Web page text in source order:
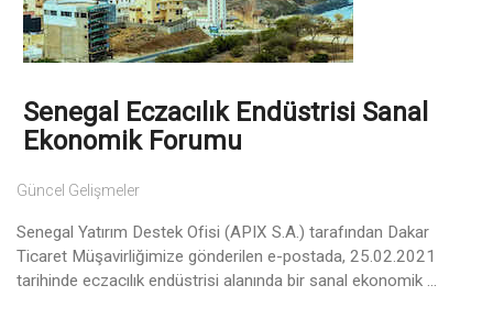
Senegal Eczacılık Endüstrisi Sanal
Ekonomik Forumu
Güncel Gelişmeler
Senegal Yatırım Destek Ofisi (APIX S.A.) tarafından Dakar
Ticaret Müşavirliğimize gönderilen e-postada, 25.02.2021
tarihinde eczacılık endüstrisi alanında bir sanal ekonomik ...